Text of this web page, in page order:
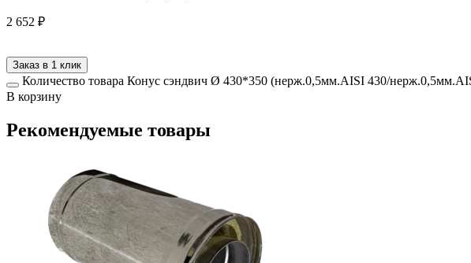
2 652 ₽
Заказ в 1 клик
Количество товара Конус сэндвич Ø 430*350 (нерж.0,5мм.AISI 430/
В корзину
Рекомендуемые товары